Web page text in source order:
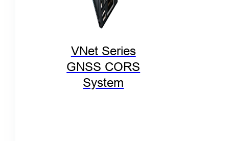
VNet Series
GNSS CORS
System